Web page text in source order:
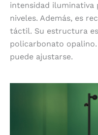
intensidad iluminativa
niveles. Además, es
táctil. Su estructura
policarbonato
puede ajustarse.